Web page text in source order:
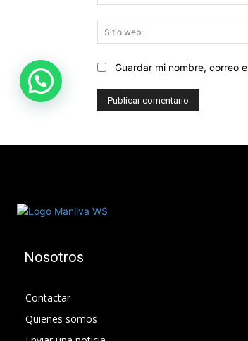
Guardar mi nombre, correo
Nosotros
Contactar
Quienes somos